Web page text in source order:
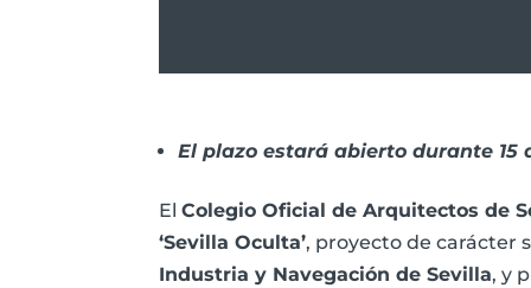
El plazo estará abierto durante 15
ElColegio Oficial de Arquitectos de
‘Sevilla Oculta’, proyecto de carácter
Industria y Navegación de Sevilla, y